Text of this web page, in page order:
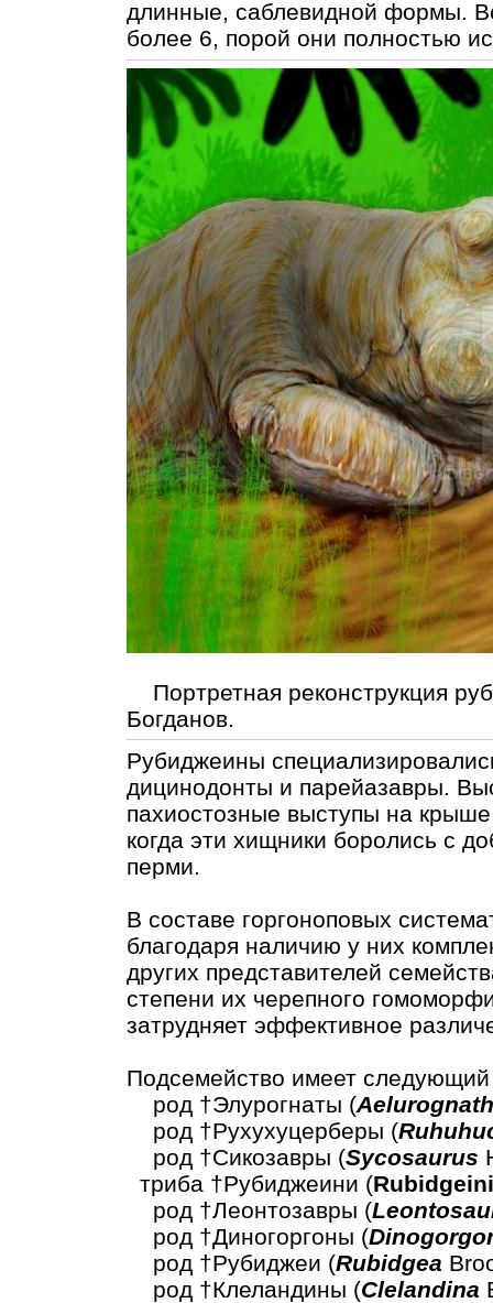
длинные, саблевидной формы.
более 6, порой они полностью
Портретная реконструкция
Богданов.
Рубиджеины
дицинодонты и парейазавры.
пахиостозные выступы на
когда эти хищники боролись с
перми.
В составе горгоноповых
благодаря наличию у них
других представителей
степени их черепного
затрудняет эффективное
Подсемейство имеет следующий
род †Элурогнаты (
род †Рухухуцерберы (
род †Сикозавры (Sycosaurus
триба †Рубиджеини (Rubidgeini
род †Леонтозавры (
род †Диногоргоны (
род †Рубиджеи (Rubidgea
род †Клеландины (Clelandina